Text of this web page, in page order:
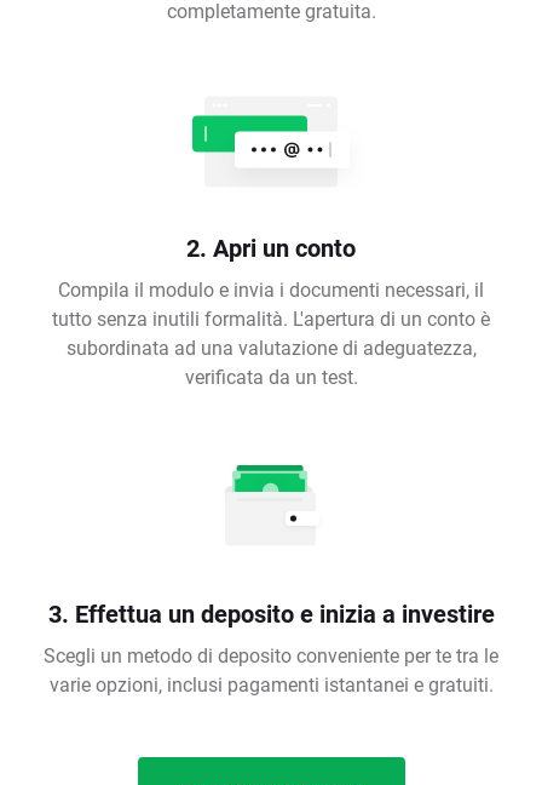
completamente gratuita.
2. Apri un conto
Compila il modulo e invia i documenti necessari, il
tutto senza inutili formalità. L'apertura di un conto è
subordinata ad una valutazione di adeguatezza,
verificata da un test.
3. Effettua un deposito e inizia a investire
Scegli un metodo di deposito conveniente per te tra le
varie opzioni, inclusi pagamenti istantanei e gratuiti.